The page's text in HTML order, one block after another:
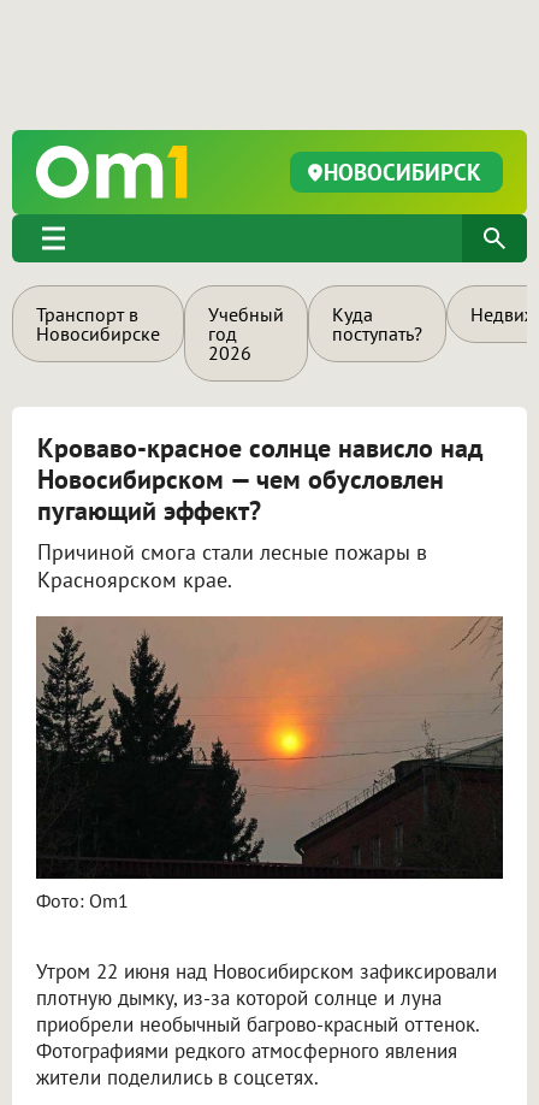
НОВОСИБИРСК
Транспорт в
Новосибирске
Учебный
год
2026
Куда
поступать?
Кроваво-красное солнце нависло над
Новосибирском — чем обусловлен
пугающий эффект?
Причиной смога стали лесные пожары в
Красноярском крае.
Фото: Om1
Утром 22 июня над Новосибирском зафиксировали
плотную дымку, из-за которой солнце и луна
приобрели необычный багрово-красный оттенок.
Фотографиями редкого атмосферного явления
жители поделились в соцсетях.